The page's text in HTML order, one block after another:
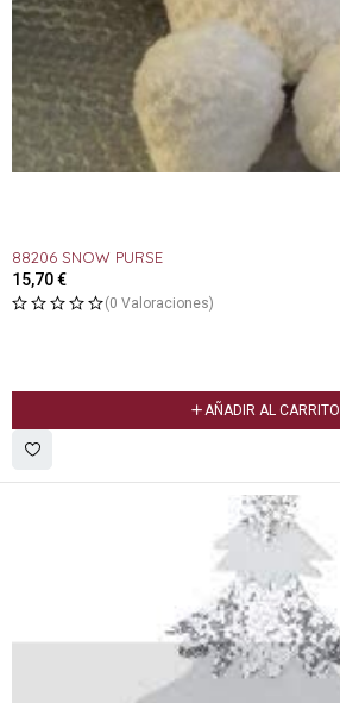
88206 SNOW PURSE
15,70€
(0 Valoraciones)
AÑADIR AL CARRITO